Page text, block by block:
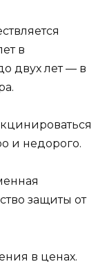
в
двух лет — в
и недорого.
защиты от
в ценах.